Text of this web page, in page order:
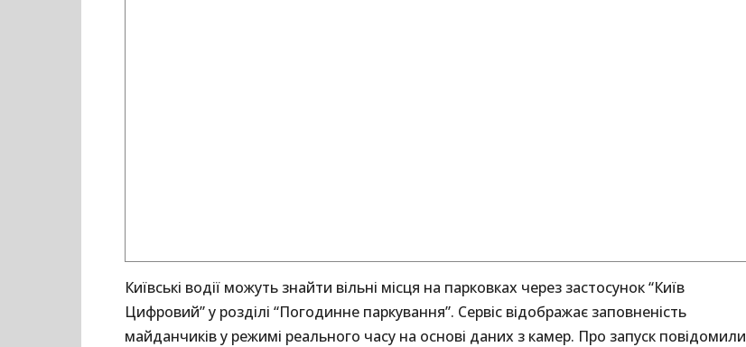
Київські водії можуть знайти вільні місця на парковках через застосунок “Київ
Цифровий” у розділі “Погодинне паркування”. Сервіс відображає заповненість
майданчиків у режимі реального часу на основі даних з камер. Про запуск повідомили